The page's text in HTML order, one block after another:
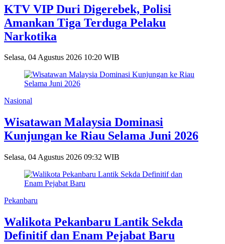
KTV VIP Duri Digerebek, Polisi
Amankan Tiga Terduga Pelaku
Narkotika
Selasa, 04 Agustus 2026 10:20 WIB
Nasional
Wisatawan Malaysia Dominasi
Kunjungan ke Riau Selama Juni 2026
Selasa, 04 Agustus 2026 09:32 WIB
Pekanbaru
Walikota Pekanbaru Lantik Sekda
Definitif dan Enam Pejabat Baru